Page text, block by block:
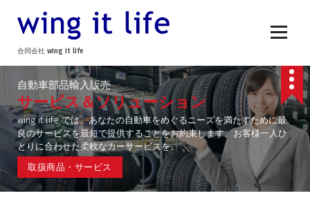
ツ
キ
合同会社 wing it life
自動車部品輸入販売
サービス＆ソリューション
wing it life では、あなたの自動車をめぐるニーズを満たすために最
良のサービスを最短で提供することをお約束します。お客様一人ひ
とりに合わせた柔軟なカーサービスを。
取 扱商品 ・ サー ビス